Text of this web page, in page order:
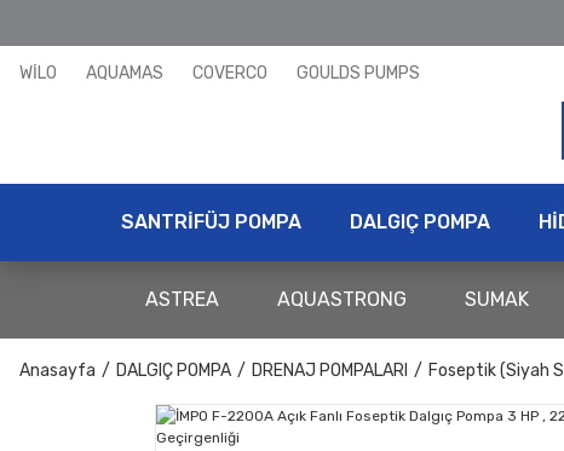
WİLO AQUAMAS COVERCO GOULDS PUMPS
SANTRİFÜJ POMPA DALGIÇ POMPA
ASTREA AQUASTRONG SUMAK
Anasayfa DALGIÇ POMPA DRENAJ POMPALARI Foseptik (Siyah